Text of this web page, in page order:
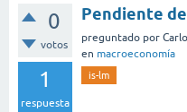
0
votos
1
respuesta
Pendiente
preguntado por
en macroeconomía
is-lm